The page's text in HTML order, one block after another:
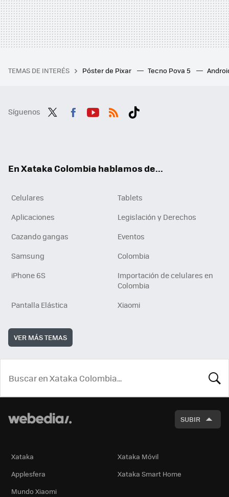
TEMAS DE INTERÉS Póster de Pixar Tecno Pova 5
Síguenos
En Xataka Colombia hablamos de...
Celulares
Tablets
Aplicaciones
Legislación y Derechos
Cazando gangas
Eventos
Samsung
Colombia
iPhone 6S
Importación de celulares en
Colombia
Pantalla Elástica
Xiaomi
VER MÁS TEMAS
SUBIR
Xataka
Xataka Móvil
Applesfera
Xataka Smart Home
Mundo Xiaomi